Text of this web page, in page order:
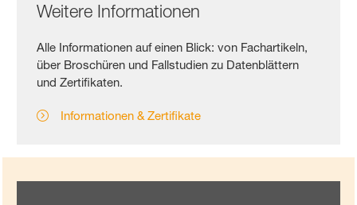
Weitere Informationen
Alle Informationen auf einen Blick: von Fachartikeln,
über Broschüren und Fallstudien zu Datenblättern
und Zertifikaten.
Informationen & Zertifikate